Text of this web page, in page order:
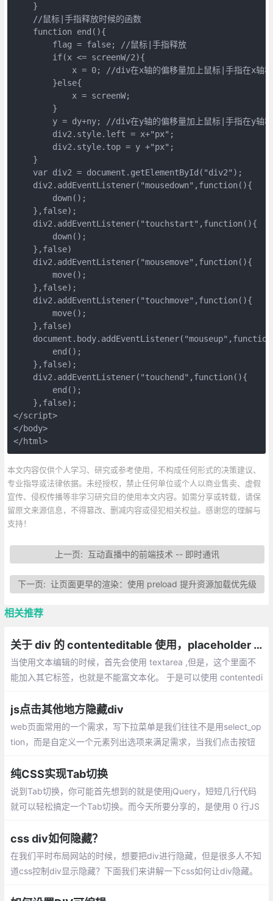
    }
    //鼠标|手指释放时候的函数
    function end(){
        flag = false; //鼠标|手指释放
        if(x <= screenW/2){
x = 0; //div在x轴的偏移量加上鼠标|
        }else{
            x = screenW;
        }
y = dy+ny; //div在y轴的偏移量加上鼠标|手指在y轴
        div2.style.left = x+"px";
        div2.style.top = y +"px";
    }
    var div2 = document.getElementById("div2");
    div2.addEventListener("mousedown",function(){
        down();
    },false);
    div2.addEventListener("touchstart",function(){
        down();
    },false)
    div2.addEventListener("mousemove",function(){
        move();
    },false);
    div2.addEventListener("touchmove",function(){
        move();
    },false)
        end();
    },false);
    div2.addEventListener("touchend",function(){
        end();
    },false);
</script>
</body>
</html>
本文内容仅供个人学习、研究或参考使用，不构成任何形式的决策建议、
专业指导或法律依据。未经授权，禁止任何单位或个人以商业售卖、虚假
宣传、侵权传播等非学习研究目的使用本文内容。如需分享或转载，请保
留原文来源信息，不得篡改、删减内容或侵犯相关权益。感谢您的理解与
支持！
上一页: 互动直播中的前端技术 -- 即时通讯
下一页: 让页面更早的渲染：使用 preload 提升资源加载优先级
相关推荐
关于 div 的 contenteditable 使用，placeholder 和 复制图片显示并上传
当使用文本编辑的时候，首先会使用 textarea ,但是，这个里面不
能加入其它标签，也就是不能富文本化。 于是可以使用 contentedi
js点击其他地方隐藏div
web页面常用的一个需求，写下拉菜单是我们往往不是用select_op
tion，而是自定义一个元素列出选项来满足需求，当我们点击按钮
纯CSS实现Tab切换
说到Tab切换，你可能首先想到的就是使用jQuery，短短几行代码
就可以轻松搞定一个Tab切换。而今天所要分享的，是使用 0 行JS
css div如何隐藏？
在我们平时布局网站的时候，想要把div进行隐藏，但是很多人不知
道css控制div显示隐藏？下面我们来讲解一下css如何让div隐藏。